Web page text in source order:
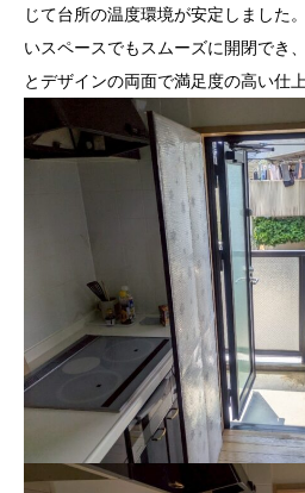
じて台所の温度環境が安定しました
いスペースでもスムーズに開閉でき
とデザインの両面で満足度の高い仕